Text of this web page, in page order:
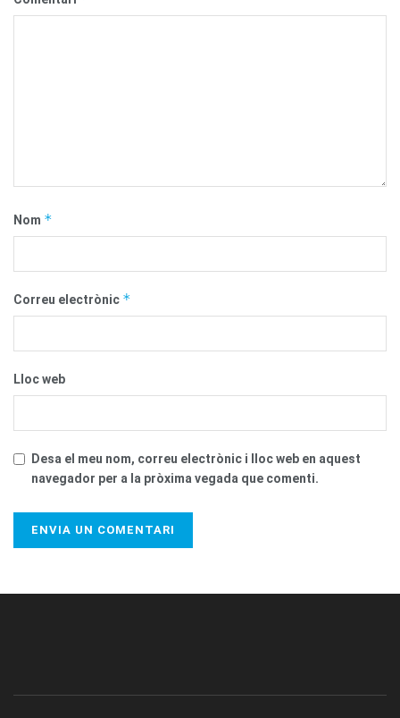
Nom *
Correu electrònic *
Lloc web
Desa el meu nom, correu electrònic i lloc web en aquest
navegador per a la pròxima vegada que comenti.